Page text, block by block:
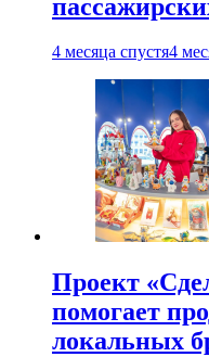
4 месяца спустя4
Проект
помогает
локальных